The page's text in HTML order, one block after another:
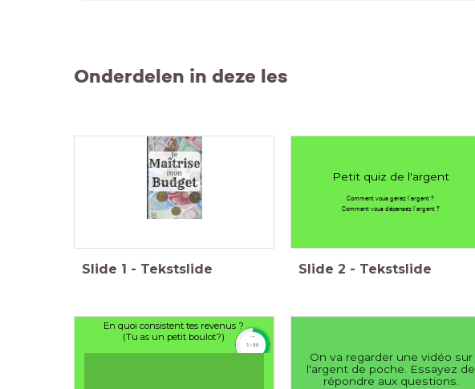
Onderdelen in deze les
Slide 1 - Tekstslide
Petit quiz de l'argent
Comment vous gérez l'argent ?
Comment vous dépensez l'argent ?
Slide 2 - Tekstslide
En quoi consistent tes revenus ?
(Tu as un petit boulot?)
1:00
On va regarder une vidéo sur
l'argent de poche. Essayez de
répondre aux questions.